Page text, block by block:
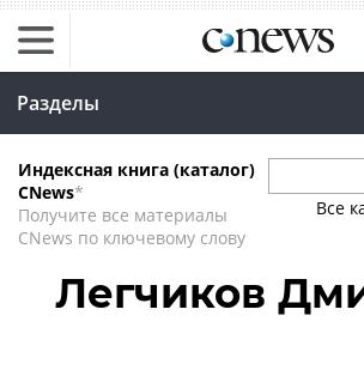
Разделы
Индексная книга (каталог)
CNews*
Получите все материалы
CNews по ключевому слову
Все
Легчиков